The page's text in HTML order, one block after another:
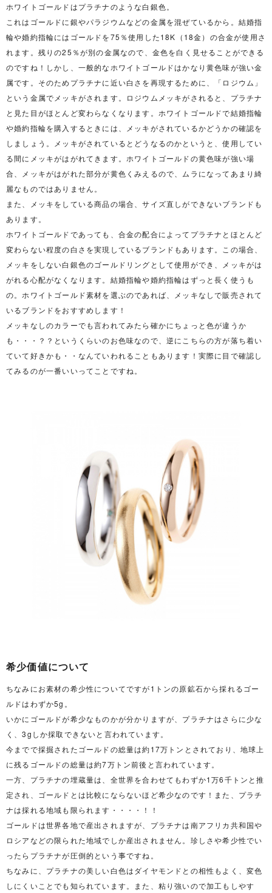
ホワイトゴールドはプラチナのような白銀色。
これはゴールドに銀やパラジウムなどの金属を混ぜているから。結婚指
輪や婚約指輪にはゴールドを75％使用した18K（18金）の合金が使用さ
れます。残りの25％が別の金属なので、金色を白く見せることができる
のですね！しかし、一般的なホワイトゴールドはかなり黄色味が強い金
属です。そのためプラチナに近い白さを再現するために、「ロジウム」
という金属でメッキがされます。ロジウムメッキがされると、プラチナ
と見た目がほとんど変わらなくなります。ホワイトゴールドで結婚指輪
や婚約指輪を購入するときには、メッキがされているかどうかの確認を
しましょう。メッキがされているとどうなるのかというと、使用してい
る間にメッキがはがれてきます。ホワイトゴールドの黄色味が強い場
合、メッキがはがれた部分が黄色くみえるので、ムラになってあまり綺
麗なものではありません。
また、メッキをしている商品の場合、サイズ直しができないブランドも
あります。
ホワイトゴールドであっても、合金の配合によってプラチナとほとんど
変わらない程度の白さを実現しているブランドもあります。この場合、
メッキをしない白銀色のゴールドリングとして使用ができ、メッキがは
がれる心配がなくなります。結婚指輪や婚約指輪はずっと長く使うも
の。ホワイトゴールド素材を選ぶのであれば、メッキなしで販売されて
いるブランドをおすすめします！
メッキなしのカラーでも言われてみたら確かにちょっと色が違うか
も・・・？？というくらいのお色味なので、逆にこちらの方が落ち着い
ていて好きかも・・なんていわれることもあります！実際に目で確認し
てみるのが一番いいってことですね。
希少価値について
ちなみにお素材の希少性についてですが1トンの原鉱石から採れるゴー
ルドはわずか5g。
いかにゴールドが希少なものかが分かりますが、プラチナはさらに少な
く、3gしか採取できないと言われています。
今までで採掘されたゴールドの総量は約17万トンとされており、地球上
に残るゴールドの総量は約7万トン前後と言われています。
一方、プラチナの埋蔵量は、全世界を合わせてもわずか1万6千トンと推
定され、ゴールドとは比較にならないほど希少なのです！また、プラチ
ナは採れる地域も限られます・・・・！！
ゴールドは世界各地で産出されますが、プラチナは南アフリカ共和国や
ロシアなどの限られた地域でしか産出されません。珍しさや希少性でい
ったらプラチナが圧倒的という事ですね。
ちなみに、プラチナの美しい白色はダイヤモンドとの相性もよく、変色
しにくいことでも知られています。また、粘り強いので加工もしやす